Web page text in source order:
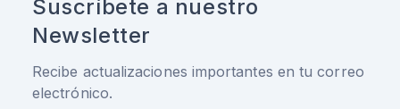
Suscríbete a nuestro
Newsletter
Recibe actualizaciones importantes en tu correo
electrónico.